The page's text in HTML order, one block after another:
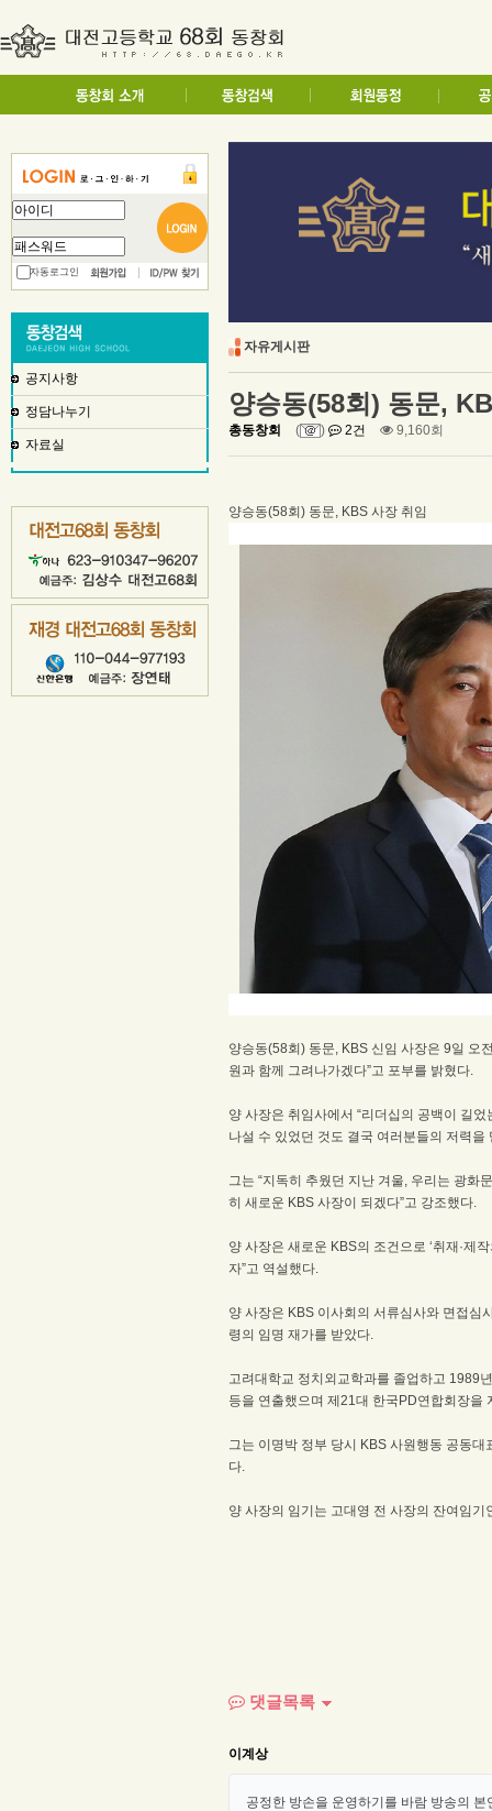
자동로그인
공지사항
정담나누기
자료실
자유게시판
양승동(58회) 동문,
총동창회 ( ) 2건 9,160회
양승동(58회 ) 동문, KBS 사장 취임
양승동(58회 ) 동문, KBS 신임 사장은 9일 오
원과 함께 그려나가겠다”고 포부를 밝혔다.
양 사장은 취임사에서 “리더십의 공백이 길
나설 수 있었던 것도 결국 여러분들의 저력을
그는 “지독히 추웠던 지난 겨울, 우리는 광화
히 새로운 KBS 사장이 되겠다”고 강조했다.
양 사장은 새로운 KBS의 조건으로 ‘취재 ·제
자”고 역설했다.
양 사장은 KBS 이사회의 서류심사와 면접심
령의 임명 재가를 받았다.
고려대학교 정치외교학과를 졸업하고 1989
등을 연출했으며 제 21대 한국 PD연합회장을
그는 이명박 정부 당시 KBS 사원행동 공동대
다.
양 사장의 임기는 고대영 전 사장의 잔여임기
댓글목록
이계상
공정한 방손을 운영하기를 바람 방송의